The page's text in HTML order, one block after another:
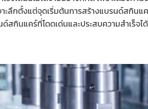
ะลึกตั้งแต่จุดเริ่มต้นการสร้างแบรนด์สกิน
สกินแคร์ที่โดดเด่นและประสบความสำเร็จได้